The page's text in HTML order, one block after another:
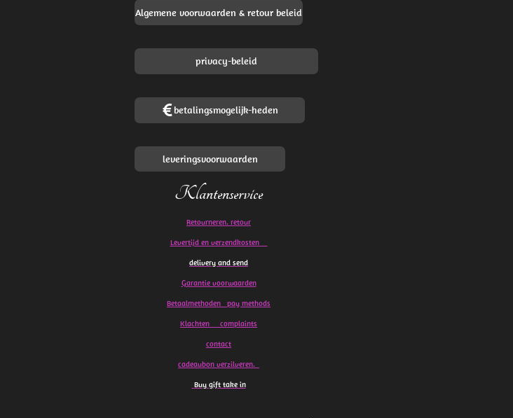
Algemene voorwaarden & retour beleid
privacy-beleid
betalingsmogelijk-heden
leveringsvoorwaarden
Klantenservice
Retourneren. retour
Levertijd en verzendkosten
delivery and send
Garantie voorwaarden
Betaalmethoden pay methods
Klachten complaints
contact
cadeaubon verzilveren.
Buy gift take in